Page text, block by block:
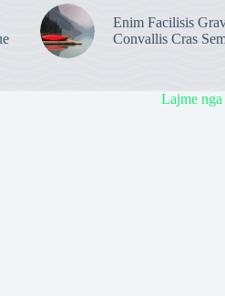
Enim Facilisis
Convallis Cras
Lajme